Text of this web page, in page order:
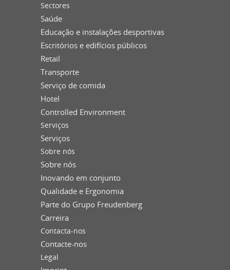
Sectores
Saúde
Educação e instalações desportivas
Escritórios e edifícios públicos
Retail
Transporte
Serviço de comida
Hotel
Controlled Environment
Serviços
Serviços
Sobre nós
Sobre nós
Inovando em conjunto
Qualidade e Ergonomia
Parte do Grupo Freudenberg
Carreira
Contacta-nos
Contacte-nos
Legal